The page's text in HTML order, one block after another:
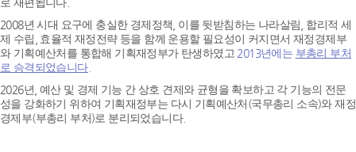
로 재편됩니다.
2008년 시대 요구에 충실한 경제정책, 이를 뒷받침하는 나라살림, 합리적 세
제 수립, 효율적 재정전략 등을 함께 운용할 필요성이 커지면서 재정경제부
와 기획예산처를 통합해 기획재정부가 탄생하였고 2013년에는 부총리 부처
로 승격되었습니다.
2026년, 예산 및 경제 기능 간 상호 견제와 균형을 확보하고 각 기능의 전문
성을 강화하기 위하여 기획재정부는 다시 기획예산처(국무총리 소속)와 재정
경제부(부총리 부처)로 분리되었습니다.